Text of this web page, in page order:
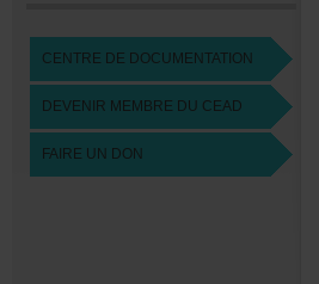
CENTREDEDOCUMENTATION
DEVENIRMEMBREDUCEAD
FAIREUNDON